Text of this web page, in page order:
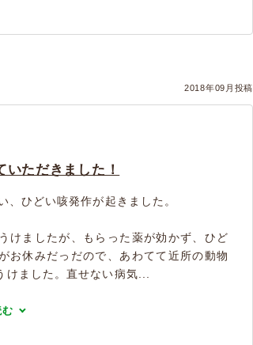
2018年09月投稿
ただきました！
ひどい咳発作が起きました。
けましたが、もらった薬が効かず、ひど
お休みだっだので、あわてて近所の動物
ました。直せない病気...
む